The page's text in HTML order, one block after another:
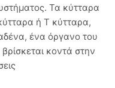
Τα κύτταρα
ή Τ κύτταρα,
ένα όργανο του
κοντά στην